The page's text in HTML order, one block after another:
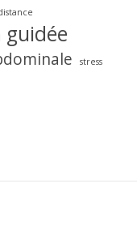
stress